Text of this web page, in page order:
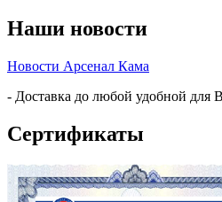
Наши новости
Новости Арсенал Кама
- Доставка до любой удобной
Сертификаты